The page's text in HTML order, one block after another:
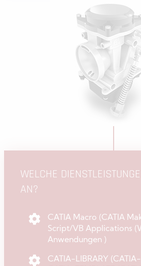
WELCHE
AN?
CATIA Macro (CATIA
Script/VB Applications
Anwendungen )
CATIA-LIBRARY